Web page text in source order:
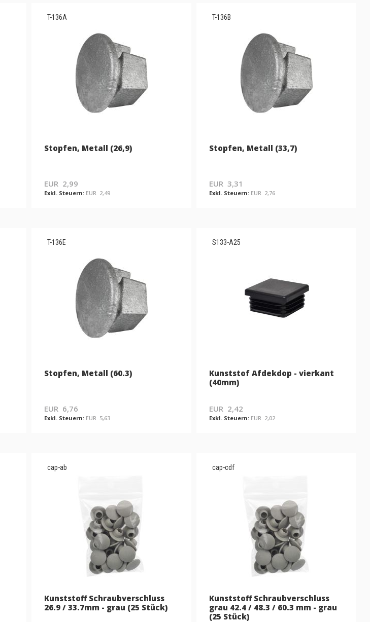
T-136A
Stopfen, Metall (26,9)
EUR 2,99
EUR 2,49
T-136B
Stopfen, Metall (33,7)
EUR 3,31
EUR 2,76
T-136E
Stopfen, Metall (60.3)
EUR 6,76
EUR 5,63
S133-A25
Kunststof Afdekdop - vierkant
(40mm)
EUR 2,42
EUR 2,02
cap-ab
Kunststoff Schraubverschluss
26.9 / 33.7mm - grau (25 Stück)
cap-cdf
Kunststoff Schraubverschluss
grau 42.4 / 48.3 / 60.3 mm - grau
(25 Stück)